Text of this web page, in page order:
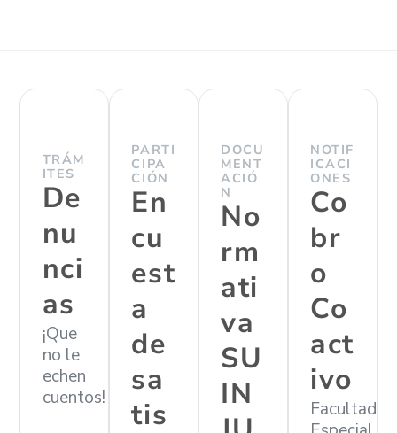
TRÁM
ITES
De
nu
nci
as
¡Que
no le
echen
cuentos!
PARTI
CIPA
CIÓN
En
cu
est
a
de
sa
tis
DOCU
MENT
ACIÓ
N
No
rm
ati
va
SU
IN
NOTIF
ICACI
ONES
Co
br
o
Co
act
ivo
Facultad